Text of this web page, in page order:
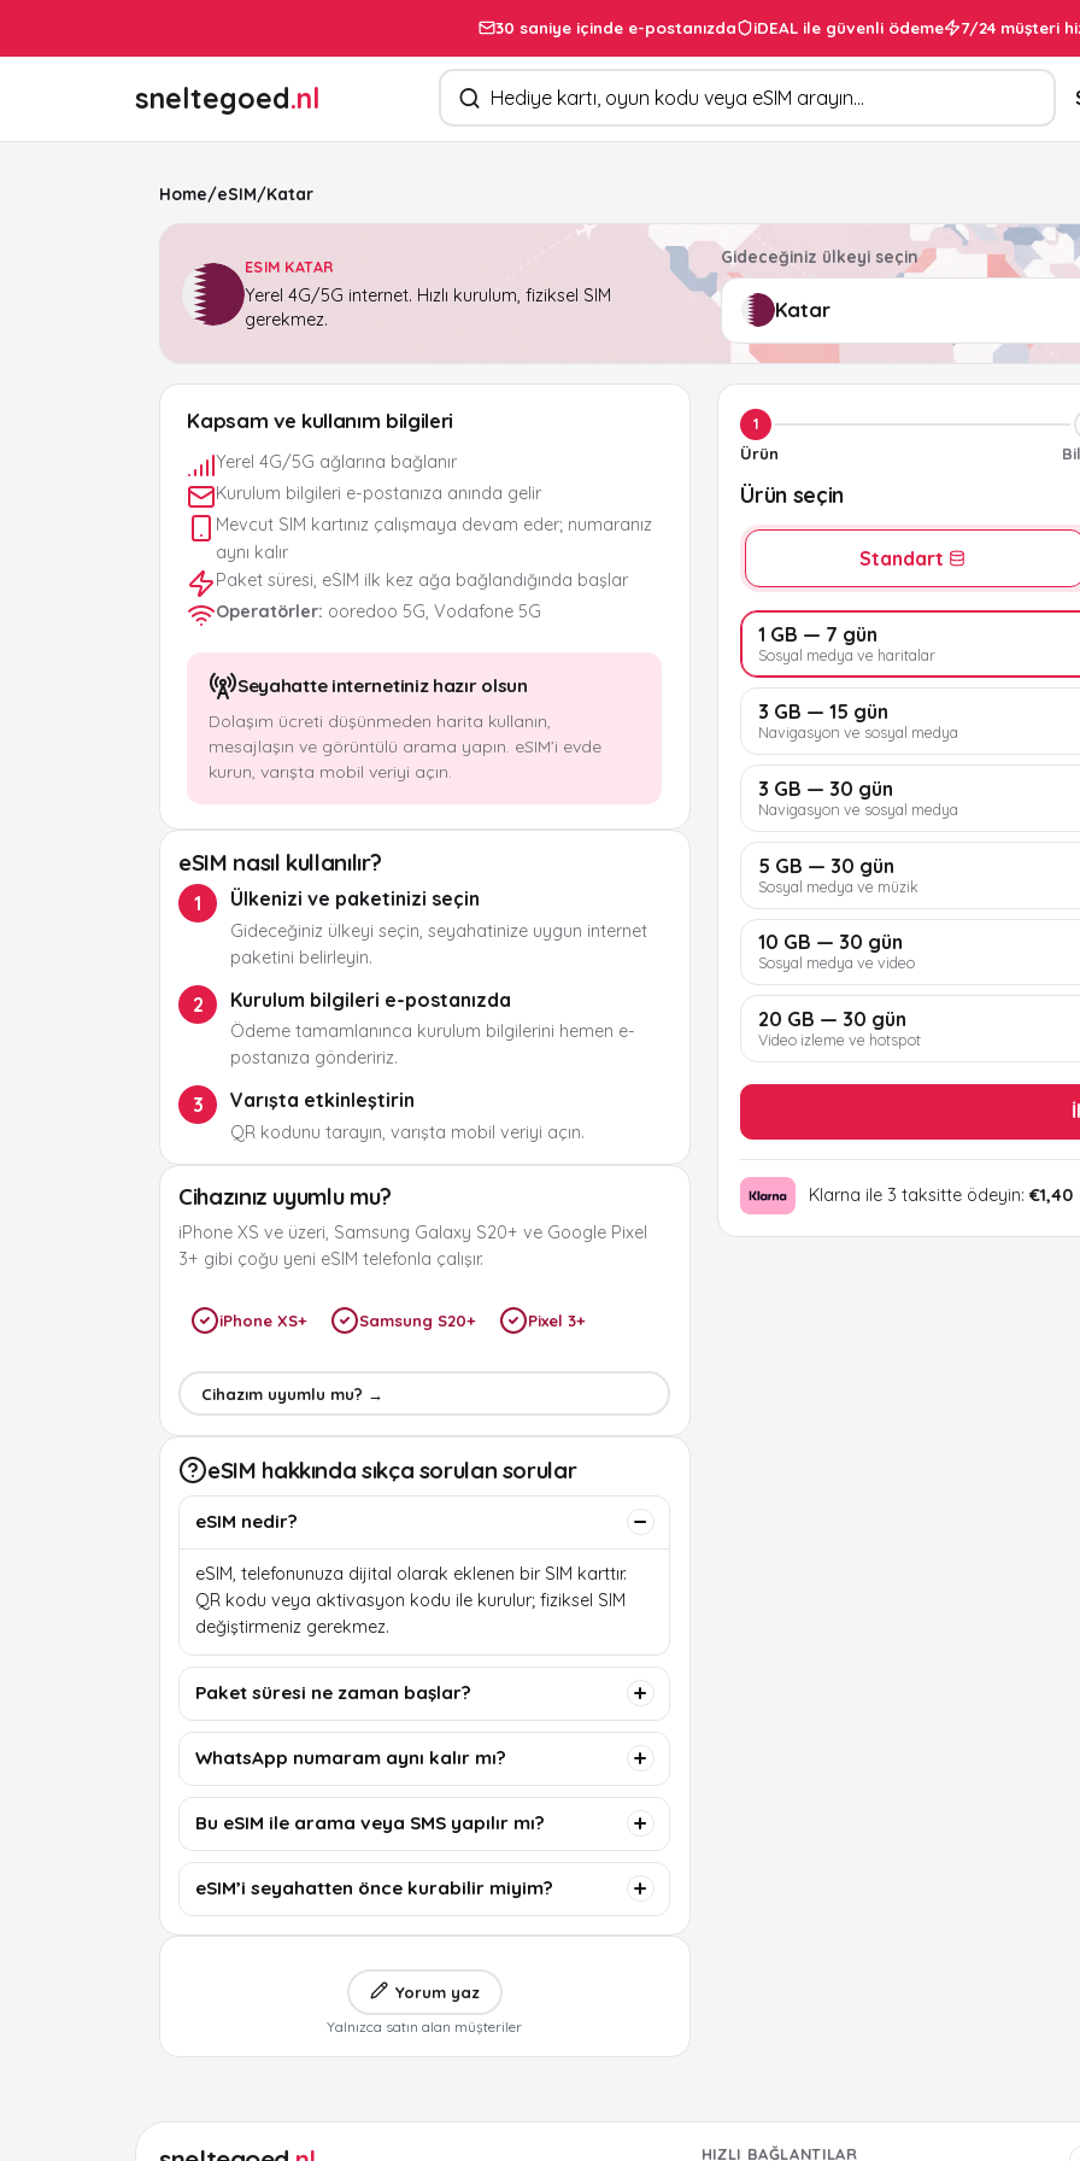
30 saniye içinde e-postanızda iDEAL ile güvenli ödeme 7/24 müşteri
sneltegoed.nl Ürün arayın
Home/eSIM/Katar
ESIM KATAR
Yerel 4G/5G internet. Hızlı kurulum, fiziksel SIM
gerekmez.
Gideceğiniz ülkeyi seçin
Kapsam ve kullanım bilgileri
Yerel 4G/5G ağlarına bağlanır
Kurulum bilgileri e-postanıza anında gelir
Mevcut SIM kartınız çalışmaya devam eder; numaranız
aynı kalır
Paket süresi, eSIM ilk kez ağa bağlandığında başlar
Operatörler: ooredoo 5G, Vodafone 5G
Seyahatte internetiniz hazır olsun
Dolaşım ücreti düşünmeden harita kullanın,
mesajlaşın ve görüntülü arama yapın. eSIM’i evde
kurun, varışta mobil veriyi açın.
eSIM nasıl kullanılır?
1 Ülkenizi ve paketinizi seçin
Gideceğiniz ülkeyi seçin, seyahatinize uygun internet
paketini belirleyin.
2 Kurulum bilgileri e-postanızda
Ödeme tamamlanınca kurulum bilgilerini hemen e-
postanıza göndeririz.
3 Varışta etkinleştirin
QR kodunu tarayın, varışta mobil veriyi açın.
Cihazınız uyumlu mu?
iPhone XS ve üzeri, Samsung Galaxy S20+ ve Google Pixel
3+ gibi çoğu yeni eSIM telefonla çalışır.
iPhone XS+ Samsung S20+ Pixel 3+
Cihazım uyumlu mu? →
eSIM hakkında sıkça sorulan sorular
eSIM nedir?
eSIM, telefonunuza dijital olarak eklenen bir SIM karttır.
QR kodu veya aktivasyon kodu ile kurulur; fiziksel SIM
değiştirmeniz gerekmez.
Paket süresi ne zaman başlar?
WhatsApp numaram aynı kalır mı?
Bu eSIM ile arama veya SMS yapılır mı?
eSIM’i seyahatten önce kurabilir miyim?
Yorum yaz
Yalnızca satın alan müşteriler
1
Ürün
Ürün seçin
Standart
1 GB — 7 gün
Sosyal medya ve haritalar
3 GB — 15 gün
Navigasyon ve sosyal medya
3 GB — 30 gün
Navigasyon ve sosyal medya
5 GB — 30 gün
Sosyal medya ve müzik
10 GB — 30 gün
Sosyal medya ve video
20 GB — 30 gün
Video izleme ve hotspot
Klarna ile 3 taksitte ödeyin: €1,40
HIZLI BAĞLANTILAR